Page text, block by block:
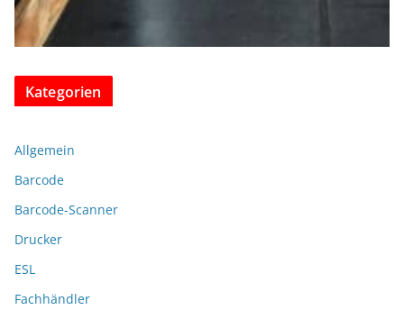
Kategorien
Allgemein
Barcode
Barcode-Scanner
Drucker
ESL
Fachhändler